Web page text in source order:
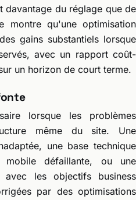
davantage du réglage que de
montre qu'une optimisation
gains substantiels lorsque
avec un rapport coût-
un horizon de court terme.
lorsque les problèmes
même du site. Une
une base technique
mobile défaillante, ou une
avec les objectifs business
par des optimisations